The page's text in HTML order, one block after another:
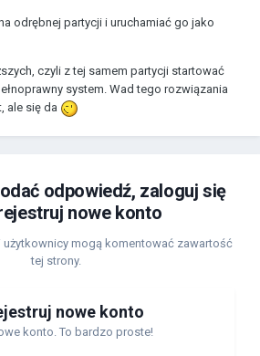
odrębnej partycji i uruchamiać go jako
czyli z tej samem partycji startować
system. Wad tego rozwiązania
ale się da
odpowiedź, zaloguj się
nowe konto
użytkownicy mogą komentować zawartość
tej strony.
nowe konto
konto. To bardzo proste!